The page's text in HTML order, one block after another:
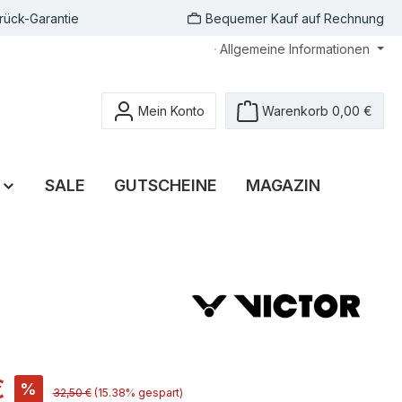
Garantie Bequemer Kauf auf Rechnung
Allgemeine Informationen
Mein Konto Warenkorb 0,00 €
SALE GUTSCHEINE MAGAZIN
% 32,50 € (15.38% gespart)